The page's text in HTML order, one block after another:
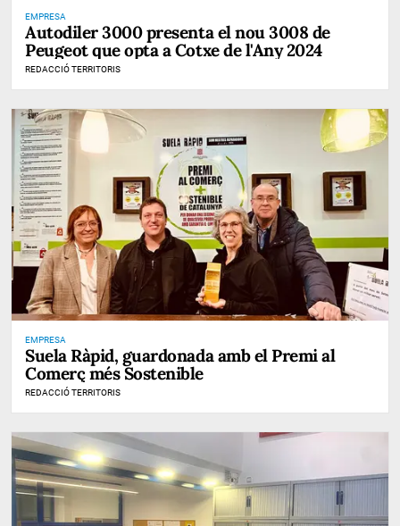
EMPRESA
Autodiler 3000 presenta el nou 3008 de
Peugeot que opta a Cotxe de l'Any 2024
REDACCIÓ TERRITORIS
EMPRESA
Suela Ràpid, guardonada amb el Premi al
Comerç més Sostenible
REDACCIÓ TERRITORIS